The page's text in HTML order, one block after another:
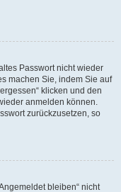
Passwort nicht wieder
machen Sie, indem Sie auf
klicken und den
anmelden können.
zurückzusetzen, so
bleiben“ nicht